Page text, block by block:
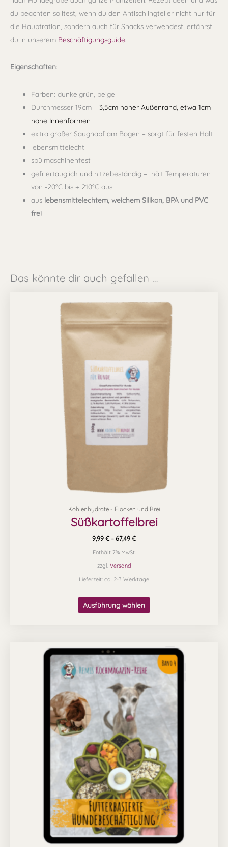
du beachten solltest, wenn du den Antischlingteller nicht nur für
die Hauptration, sondern auch für Snacks verwendest, erfährst
du in unserem Beschäftigungsguide
Eigenschaften:
Farben: dunkelgrün, beige
Durchmesser 19cm – 3,5cm hoher Außenrand, etwa 1cm
hohe Innenformen
extra großer Saugnapf am Bogen – sorgt für festen Halt
lebensmittelecht
spülmaschinenfest
gefriertauglich und hitzebeständig – hält Temperaturen
von -20°C bis + 210°C aus
aus lebensmittelechtem, weichem Silikon, BPA und PVC
frei
Das könnte dir auch gefallen …
Kohlenhydrate - Flocken und Brei
Süßkartoffelbrei
9,99 € – 67,49 €
9,99 €
67,49 €
Enthält 7% MwSt.
zzgl. Versand
Lieferzeit: ca. 2-3 Werktage
Ausführung wählen
weist
mehrere
Varianten
Produktseite